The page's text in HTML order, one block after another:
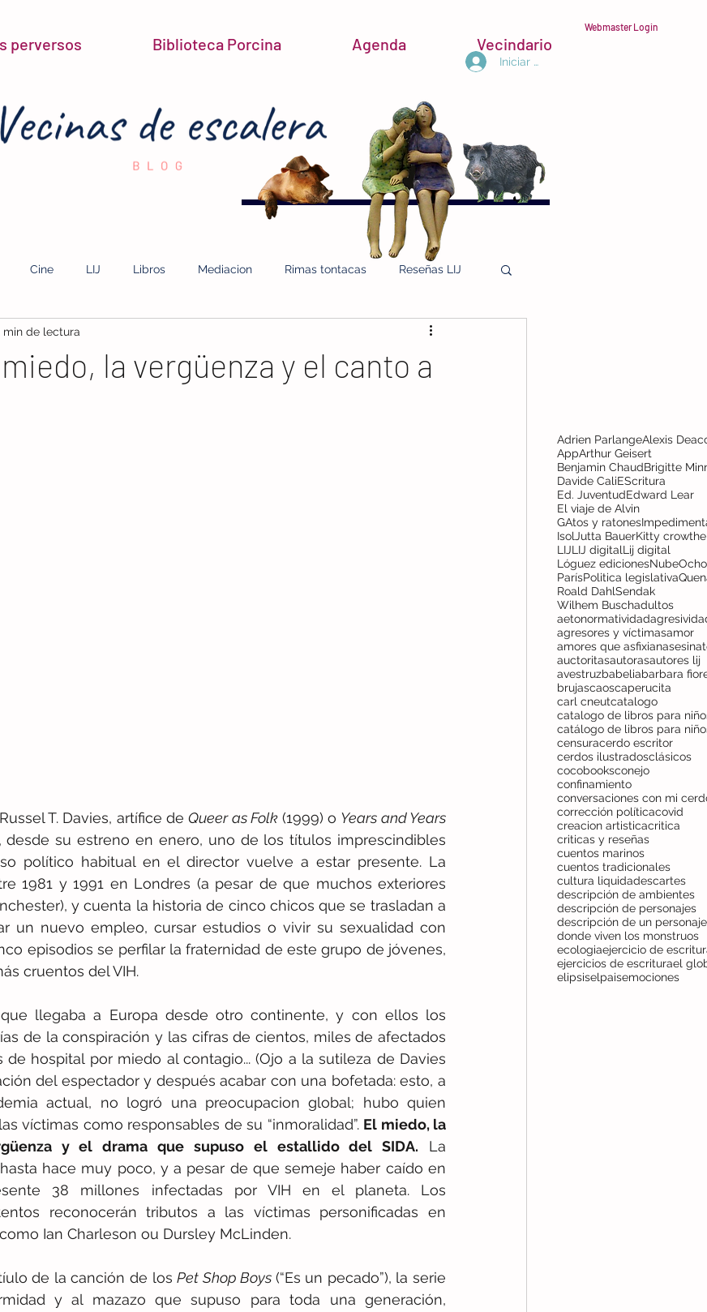
perversos Biblioteca Porcina Agenda Vecindario
Webmaster Login
Iniciar sesión
Cine LIJ Libros Mediacion Rimas tontacas Reseñas LIJ
la vergüenza y el canto a
min de lectura
T. Davies, artífice de Queer as Folk (1999) o Years and Years
desde su estreno en enero, uno de los títulos imprescindibles
político habitual en el director vuelve a estar presente. La
1981 y 1991 en Londres (a pesar de que muchos exteriores
y cuenta la historia de cinco chicos que se trasladan a
un nuevo empleo, cursar estudios o vivir su sexualidad con
episodios se perfilar la fraternidad de este grupo de jóvenes,
cruentos del VIH.
llegaba a Europa desde otro continente, y con ellos los
de la conspiración y las cifras de cientos, miles de afectados
de hospital por miedo al contagio... (Ojo a la sutileza de Davies
del espectador y después acabar con una bofetada: esto, a
actual, no logró una preocupacion global; hubo quien
víctimas como responsables de su “inmoralidad”. El miedo, la
y el drama que supuso el estallido del SIDA. La
hace muy poco, y a pesar de que semeje haber caído en
38 millones infectadas por VIH en el planeta. Los
reconocerán tributos a las víctimas personificadas en
Ian Charleson ou Dursley McLinden.
de la canción de los Pet Shop Boys (“Es un pecado”), la serie
y al mazazo que supuso para toda una generación,
Adrien ParlangeAlexis
AppArthur Geisert
Benjamin ChaudBrigitte
Davide CaliEScritura
Ed. JuventudEdward Lear
El viaje de Alvin
GAtos y ratones
Isol Jutta BauerKitty
LIJLIJ digitalLij digital
Lóguez edicionesNubeOcho
ParísPolitica legislativa
Roald DahlSendak
Wilhem Buschadultos
aetonormatividad
agresores y víctimasamor
amores que asfixian
auctoritasautorasautores lij
avestruzbabeliabarbara
brujascaoscaperucita
carl cneutcatalogo
censuracerdo escritor
cerdos ilustradosclásicos
cocobooksconejo
confinamiento
corrección políticacovid
creacion artisticacritica
criticas y reseñas
cuentos marinos
cuentos tradicionales
cultura liquidadescartes
descripción de ambientes
descripción de personajes
descripción de un personaje
donde viven los monstruos
ecologiaejercicio de
ejercicios de escriturael
elipsiselpaisemociones